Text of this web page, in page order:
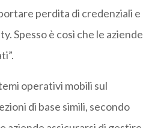
perdita di credenziali e
Spesso è così che le aziende
operativi mobili sul
di base simili, secondo